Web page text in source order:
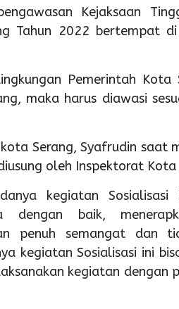
Kejaksaan
Tahun 2022 bertempat
Pemerintah Kota
maka harus diawasi
Serang, Syafrudin saat
oleh Inspektorat Kota
kegiatan Sosialisasi
dengan baik,
penuh semangat dan
kegiatan Sosialisasi ini
kegiatan dengan